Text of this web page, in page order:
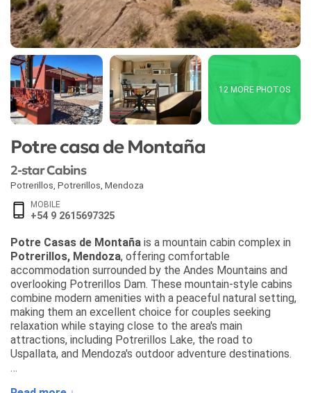
12 MORE PHOTOS
Potre casa de Montaña
2-star Cabins
Potrerillos Potrerillos Mendoza
MOBILE
+54 9 2615697325
Potre Casas de Montaña is a mountain cabin complex in
Potrerillos, Mendoza, offering comfortable
accommodation surrounded by the Andes Mountains and
overlooking Potrerillos Dam. These mountain-style cabins
combine modern amenities with a peaceful natural setting,
making them an excellent choice for couples seeking
relaxation while staying close to the area's main
attractions, including Potrerillos Lake, the road to
Uspallata, and Mendoza's outdoor adventure destinations.